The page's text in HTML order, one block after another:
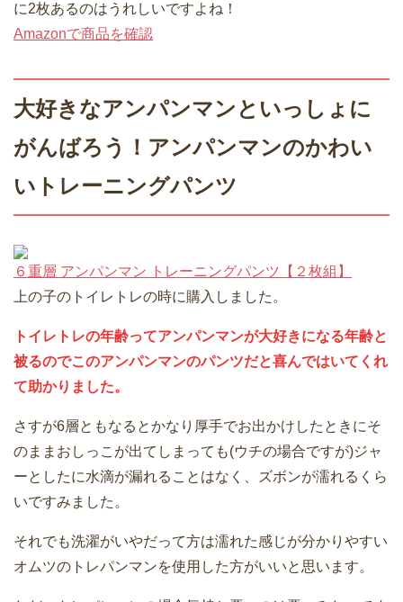
に2枚あるのはうれしいですよね！
Amazonで商品を確認
大好きなアンパンマンといっしょに
がんばろう！アンパンマンのかわい
いトレーニングパンツ
６重層 アンパンマン トレーニングパンツ【２枚組】
上の子のトイレトレの時に購入しました。
トイレトレの年齢ってアンパンマンが大好きになる年齢と
被るのでこのアンパンマンのパンツだと喜んではいてくれ
て助かりました。
さすが6層ともなるとかなり厚手でお出かけしたときにそ
のままおしっこが出てしまっても(ウチの場合ですが)ジャ
ーとしたに水滴が漏れることはなく、ズボンが濡れるくら
いですみました。
それでも洗濯がいやだって方は濡れた感じが分かりやすい
オムツのトレパンマンを使用した方がいいと思います。